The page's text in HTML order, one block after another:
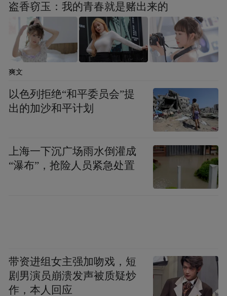
杭州临安区林下中药材基地
经济规模显著提升
林下经济林地利用面积240万亩，实现年产值
15个产业规模优、产值效益优、生产管理
优、经营模式优、联农带农优的“五优”高效
盗香窃玉：我的青春就是赌出来的
爽文
以色列拒绝“和平委员会”提
出的加沙和平计划
上海一下沉广场雨水倒灌成
“瀑布”，抢险人员紧急处置
带资进组女主强加吻戏，短
剧男演员崩溃发声被质疑炒
作，本人回应